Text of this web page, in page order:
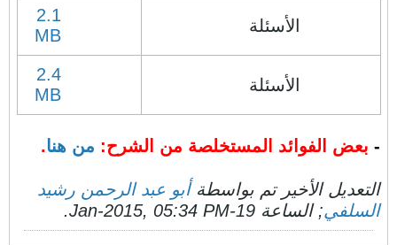
الأسئلة
2.1
MB
الأسئلة
2.4
MB
- بعض الفوائد المستخلصة من الشرح: من هنا.
التعديل الأخير تم بواسطةأبو عبد الرحمن رشيد
السلفي; الساعة 19-Jan-2015, 05:34 PM
.